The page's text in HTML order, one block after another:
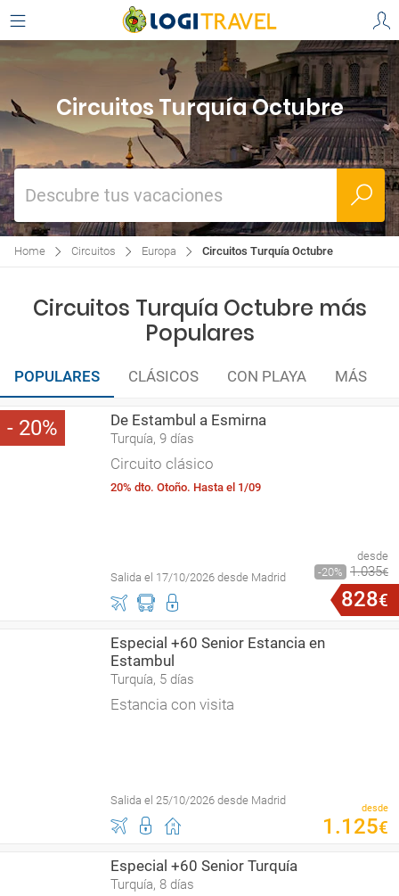
Circuitos Turquía Octubre
Descubre tus vacaciones
Home Circuitos Europa Circuitos Turquía Octubre
Circuitos Turquía Octubre más
Populares
POPULARES CLÁSICOS CON PLAYA MÁS
20 De Estambul a Esmirna
Turquía, 9 días
Circuito clásico
20% dto. Otoño. Hasta el 1/09
Salida el 17/10/2026 desde Madrid
desde
20
1.035€
828€
Especial +60 Senior Estancia en
Estambul
Turquía, 5 días
Estancia con visita
Salida el 25/10/2026 desde Madrid
desde
1 .125€
Especial +60 Senior Turquía
Turquía, 8 días